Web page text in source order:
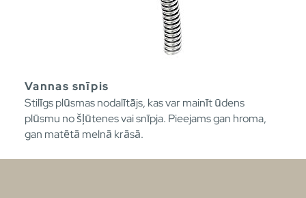
Vannas snīpis
Stilīgs plūsmas nodalītājs, kas var mainīt ūdens
plūsmu no šļūtenes vai snīpja. Pieejams gan hroma,
gan matētā melnā krāsā.